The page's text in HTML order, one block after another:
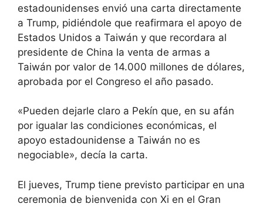
estadounidenses envió una carta directamente
a Trump, pidiéndole que reafirmara el apoyo de
Estados Unidos a Taiwán y que recordara al
presidente de China la venta de armas a
Taiwán por valor de 14.000 millones de dólares,
aprobada por el Congreso el año pasado.
«Pueden dejarle claro a Pekín que, en su afán
por igualar las condiciones económicas, el
apoyo estadounidense a Taiwán no es
negociable», decía la carta.
El jueves, Trump tiene previsto participar en una
ceremonia de bienvenida con Xi en el Gran